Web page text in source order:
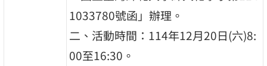
1033780號函」辦理。
二、活動時間：114年12月20日(六)8:
00至16:30。